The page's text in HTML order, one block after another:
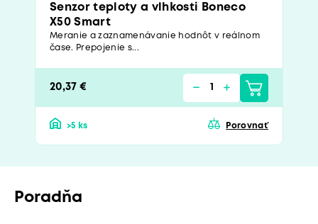
Senzor teploty a vlhkosti Boneco
X50 Smart
Meranie a zaznamenávanie hodnôt v reálnom
čase. Prepojenie s...
20,37 €
>5 ks Porovnať
Poradňa